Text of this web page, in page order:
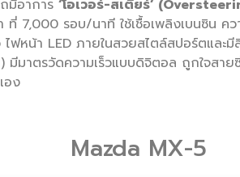
มีอาการ ‘โอเวอร์-สเตียร์’
7,000 รอบ/นาที ใช้เชื้อเพลิงเบนซิน ค
หน้า LED ภายในสวยสไตล์สปอร์ตและมี
มาตรวัดความเร็วแบบดิจิตอล ถูกใจสา
อง
Mazda MX-5